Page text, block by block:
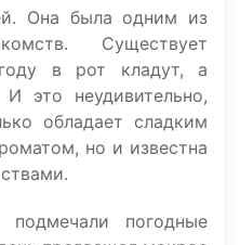
Она была одним из
Существует
в рот кладут, а
это неудивительно,
обладает сладким
но и известна
погодные